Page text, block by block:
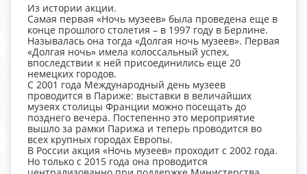
Из истории акции.
Самая первая «Ночь музеев» была проведена еще в
конце прошлого столетия – в 1997 году в Берлине.
Называлась она тогда «Долгая ночь музеев». Первая
«Долгая ночь» имела колоссальный успех,
впоследствии к ней присоединились еще 20
немецких городов.
С 2001 года Международный день музеев
проводится в Париже: выставки в величайших
музеях столицы Франции можно посещать до
позднего вечера. Постепенно это мероприятие
вышло за рамки Парижа и теперь проводится во
всех крупных городах Европы.
В России акция «Ночь музеев» проходит с 2002 года.
Но только с 2015 года она проводится